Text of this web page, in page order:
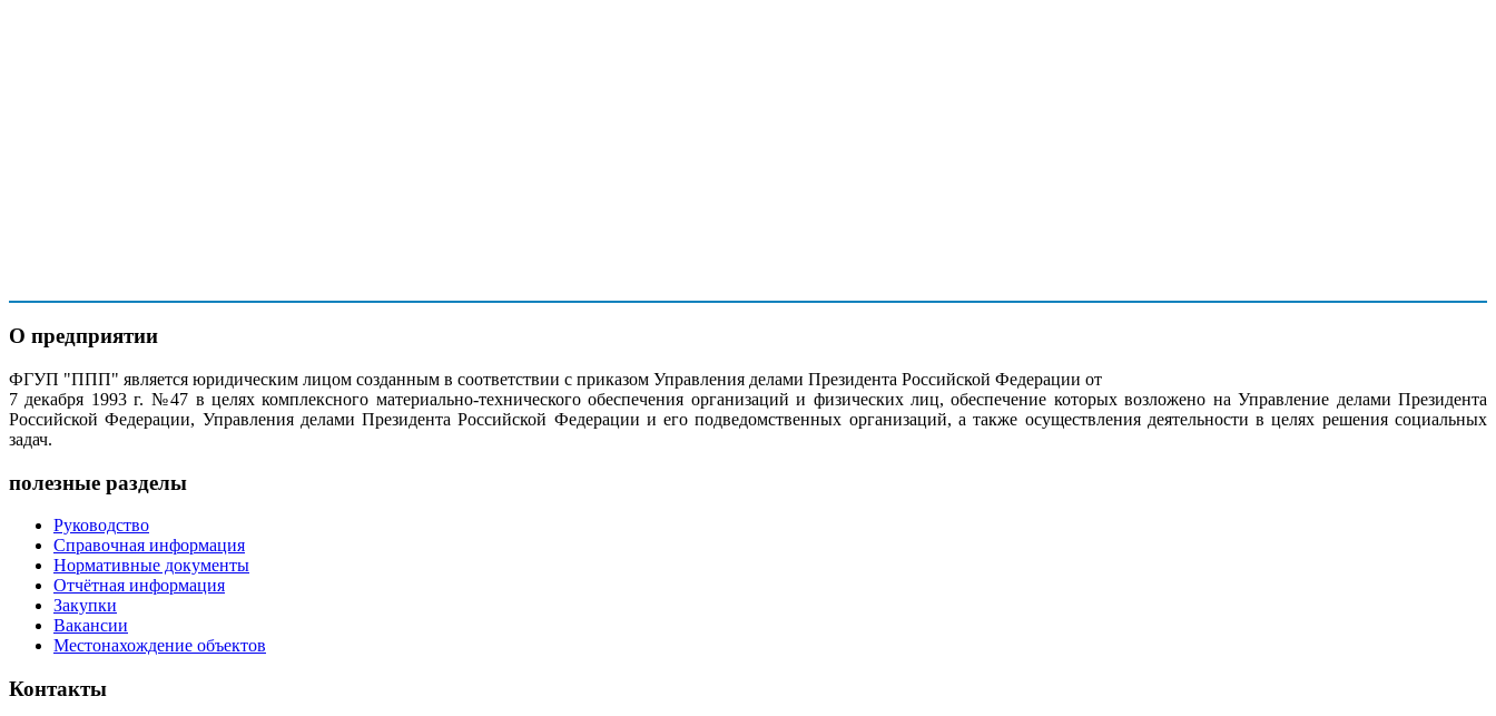
О предприятии
ФГУП "ППП" является юридическим лицом созданным в соответствии с приказом Управления делами Президента Российской Федерации от
7 декабря 1993 г. №47 в целях комплексного материально-технического обеспечения организаций и физических лиц, обеспечение которых возложено на Управление делами Президента
Российской Федерации, Управления делами Президента Российской Федерации и его подведомственных организаций, а также осуществления деятельности в целях решения социальных
задач.
полезные разделы
Руководство
Справочная информация
Нормативные документы
Отчётная информация
Закупки
Вакансии
Местонахождение объектов
Контакты